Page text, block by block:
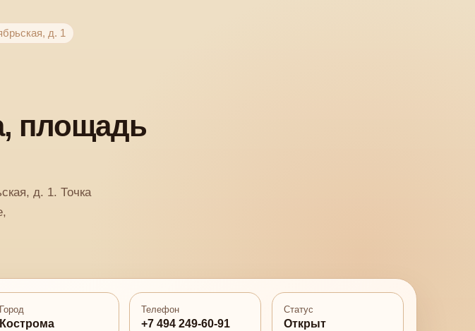
д. 1
площадь
д. 1. Точка
Город
Кострома
Телефон
+7 494 249-60-91
Статус
Открыт